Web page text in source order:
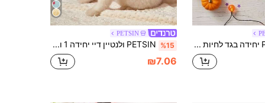
PETSIN 1 יחידה בגד לחיות מחמד שחור ולבן עם הדפס משבצות וחיוך, הדפס אותיות צבעוני, לבן, עבה, חם ועדין, נגד נשירת שיער
PETSIN
%15 PETSIN ולנטיין דיי יחידה 1 ורוד לב דפוסי פליס סוודר לחיות מחמד ללא , חם
₪7.06